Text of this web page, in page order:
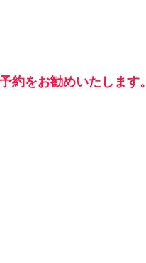
約をお勧めいたします。